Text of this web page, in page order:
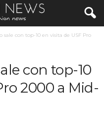
sale con top-10 en visita de USF Pro
con top-10
2000 a Mid-